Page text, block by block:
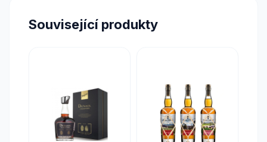
Související produkty